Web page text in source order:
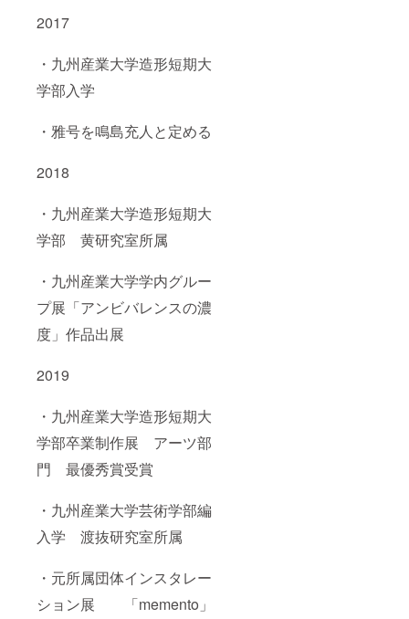
2017
・九州産業大学造形短期大
学部入学
・雅号を鳴島充人と定める
2018
・九州産業大学造形短期大
学部 黄研究室所属
・九州産業大学学内グルー
プ展「アンビバレンスの濃
度」作品出展
2019
・九州産業大学造形短期大
学部卒業制作展 アーツ部
門 最優秀賞受賞
・九州産業大学芸術学部編
入学 渡抜研究室所属
・元所属団体インスタレー
ション展 「memento」